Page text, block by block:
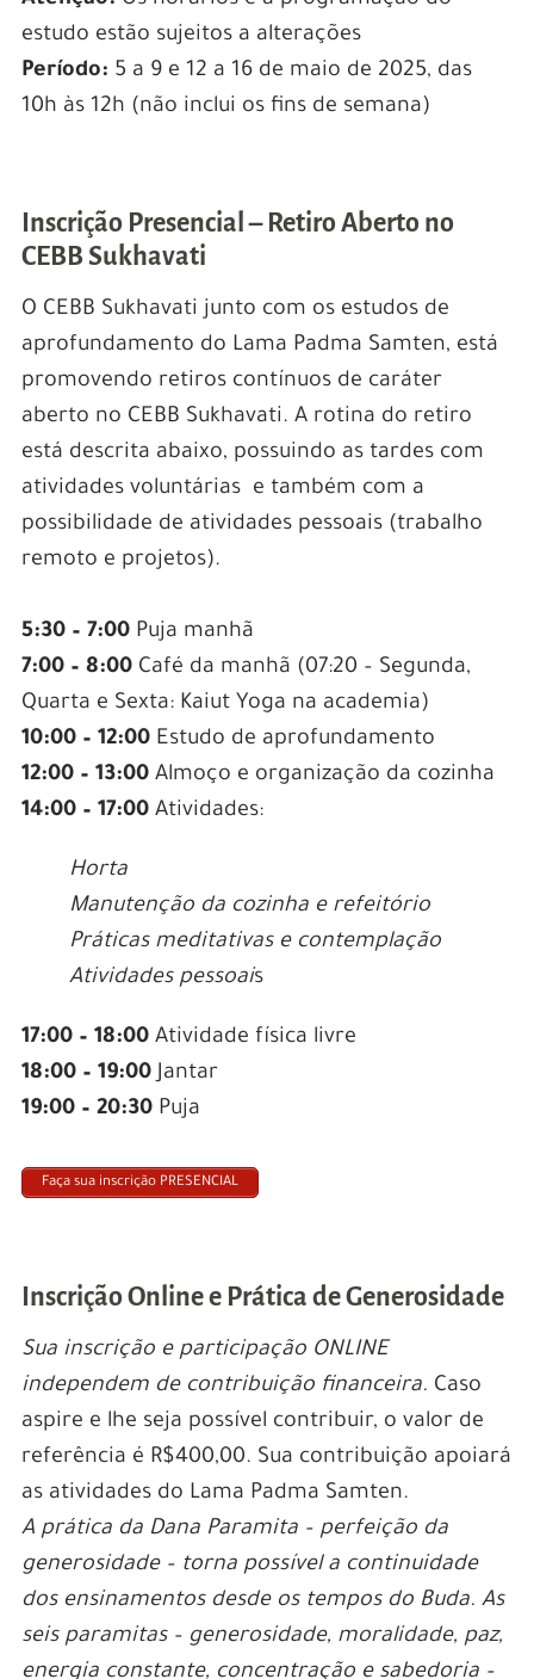
estudo estão sujeitos a alterações
Período: 5 a 9 e 12 a 16 de maio de 2025, das
10h às 12h (não inclui os fins de semana)
Inscrição Presencial – Retiro Aberto no
CEBB Sukhavati
O CEBB Sukhavati junto com os estudos de
aprofundamento do Lama Padma Samten, está
promovendo retiros contínuos de caráter
aberto no CEBB Sukhavati. A rotina do retiro
está descrita abaixo, possuindo as tardes com
atividades voluntárias e também com a
possibilidade de atividades pessoais (trabalho
remoto e projetos).
5:30 – 7:00Puja manhã
7:00 – 8:00Café da manhã (07:20 – Segunda,
Quarta e Sexta: Kaiut Yoga na academia)
10:00 – 12:00Estudo de aprofundamento
12:00 – 13:00Almoço e organização da cozinha
14:00 – 17:00Atividades:
Horta
Manutenção da cozinha e refeitório
Práticas meditativas e contemplação
Atividades pessoais
17:00 – 18:00Atividade física livre
18:00 – 19:00Jantar
19:00 – 20:30Puja
Faça sua inscrição PRESENCIAL
Inscrição Online e Prática de Generosidade
Sua inscrição e participação ONLINE
independem de contribuição financeira. Caso
aspire e lhe seja possível contribuir, o valor de
referência é R$400,00. Sua contribuição apoiará
as atividades do Lama Padma Samten.
A prática da Dana Paramita – perfeição da
generosidade – torna possível a continuidade
dos ensinamentos desde os tempos do Buda. As
seis paramitas – generosidade, moralidade, paz,
energia constante, concentração e sabedoria –